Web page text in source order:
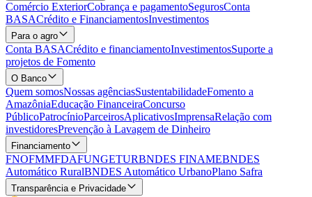
Comércio ExteriorCobrança e pagamentoSegurosConta
BASACrédito e FinanciamentosInvestimentos
Para o agro
Conta BASACrédito e financiamentoInvestimentosSuporte a
projetos de Fomento
O Banco
Quem somosNossas agênciasSustentabilidadeFomento a
AmazôniaEducação FinanceiraConcurso
PúblicoPatrocínioParceirosAplicativosImprensaRelação com
investidoresPrevenção à Lavagem de Dinheiro
Financiamento
FNOFMMFDAFUNGETURBNDES FINAMEBNDES
Automático RuralBNDES Automático UrbanoPlano Safra
Transparência e Privacidade